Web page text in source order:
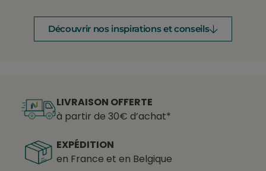
Découvrir nos inspirations et conseils
LIVRAISON OFFERTE
à partir de 30€ d’achat*
EXPÉDITION
en France et en Belgique